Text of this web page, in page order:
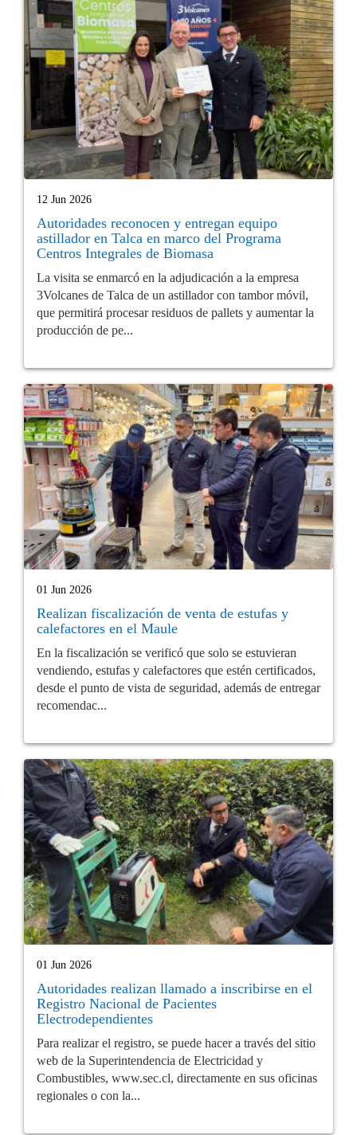
12 Jun 2026
Autoridades reconocen y entregan equipo
astillador en Talca en marco del Programa
Centros Integrales de Biomasa
La visita se enmarcó en la adjudicación a la empresa
3Volcanes de Talca de un astillador con tambor móvil,
que permitirá procesar residuos de pallets y aumentar la
producción de pe...
01 Jun 2026
Realizan fiscalización de venta de estufas y
calefactores en el Maule
En la fiscalización se verificó que solo se estuvieran
vendiendo, estufas y calefactores que estén certificados,
desde el punto de vista de seguridad, además de entregar
recomendac...
01 Jun 2026
Autoridades realizan llamado a inscribirse en el
Registro Nacional de Pacientes
Electrodependientes
Para realizar el registro, se puede hacer a través del sitio
web de la Superintendencia de Electricidad y
Combustibles, www.sec.cl, directamente en sus oficinas
regionales o con la...